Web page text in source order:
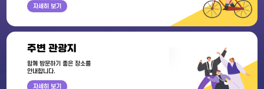
자세히 보기
주변 관광지
함께 방문하기 좋은 장소를
안내합니다.
자세히 보기